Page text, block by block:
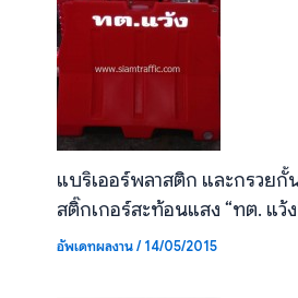
แบริเออร์พลาสติก และกรวย
สติ๊กเกอร์สะท้อนแสง “ทต. แว้
อัพเดทผลงาน/14/05/2015